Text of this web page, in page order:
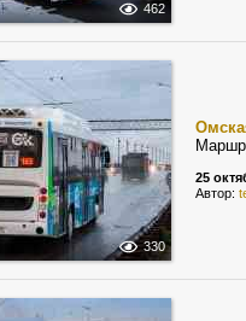
462
330
25
Автор: